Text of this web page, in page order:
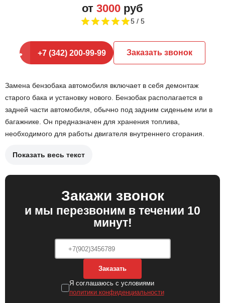
от 3000 руб
5
+7 (342) 200-99-99 Заказать звонок
Замена бензобака автомобиля включает в себя демонтаж
старого бака и установку нового. Бензобак располагается в
задней части автомобиля, обычно под задним сиденьем или в
багажнике. Он предназначен для хранения топлива,
необходимого для работы двигателя внутреннего сгорания.
Причины замены бензобака могут включать:
механическими ударами.
Утечки топлива, что может привести к опасным
Неисправности в системе подачи топлива, связанные с
повреждением бака.
эффективность работы топливной системы. Это обеспечит
Показать весь текст
Закажи звонок
и мы перезвоним в течении 10
минут!
Заказать
Я соглашаюсь с условиями
политики конфиденциальности